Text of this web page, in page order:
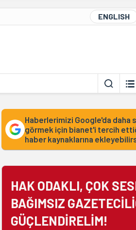
ENGLISH
Haberlerimizi Google'da daha
görmek için bianet'i tercih
haber kaynaklarına
HAK ODAKLI, ÇOK
BAĞIMSIZ
GÜÇLENDİRELİM!